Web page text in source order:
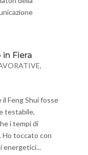
Fiera
,
Feng Shui fosse
testabile,
i tempi di
Ho toccato con
energetici...